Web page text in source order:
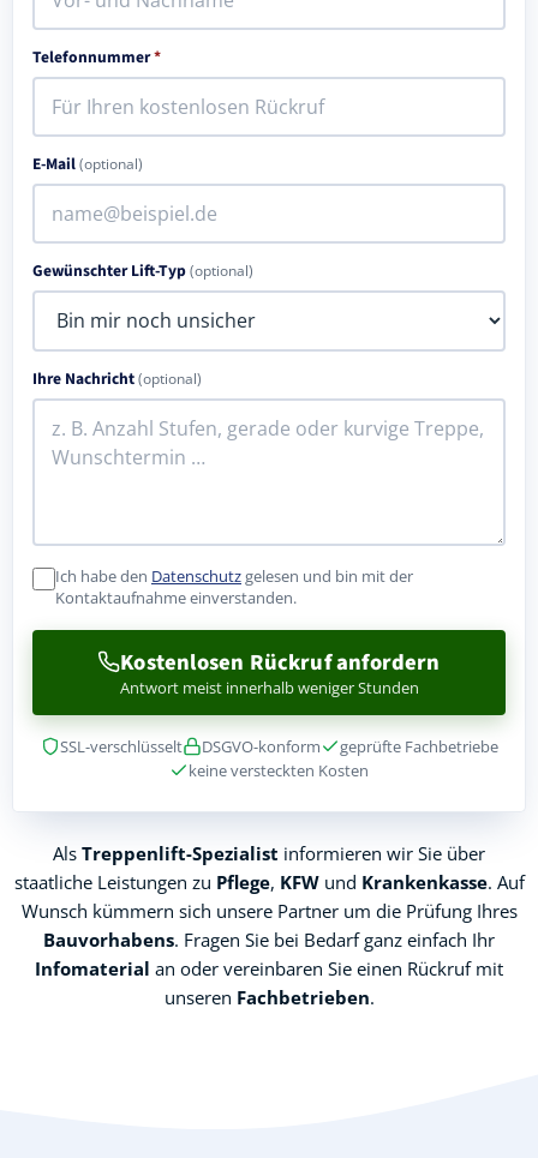
Telefonnummer*
E-Mail(optional)
Gewünschter Lift-Typ(optional)
Ihre Nachricht(optional)
Ich habe den Datenschutzgelesen und bin mit der
Kontaktaufnahme einverstanden.
Kostenlosen Rückruf anfordern
Antwort meist innerhalb weniger Stunden
SSL-verschlüsselt DSGVO-konform
geprüfte Fachbetriebe
keine versteckten Kosten
Als Treppenlift-Spezialist informieren wir Sie über
staatliche Leistungen zu Pflege, KFWund Krankenkasse. Auf
Wunsch kümmern sich unsere Partner um die Prüfung Ihres
Bauvorhabens. Fragen Sie bei Bedarf ganz einfach Ihr
Infomaterial an oder vereinbaren Sie einen Rückruf mit
unseren Fachbetrieben.